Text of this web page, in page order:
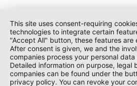
This site uses consent-requiring
technologies to integrate certain
"Accept All" button, these features are
After consent is given, we and the
companies process your personal
Detailed information on purpose, legal
companies can be found under the
privacy policy. You can revoke your